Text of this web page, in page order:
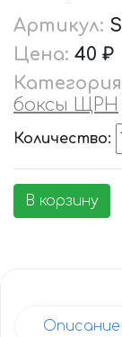
Артикул:
Цена: 40 ₽
боксы ЩРН
Количество:
В корзину
Описание